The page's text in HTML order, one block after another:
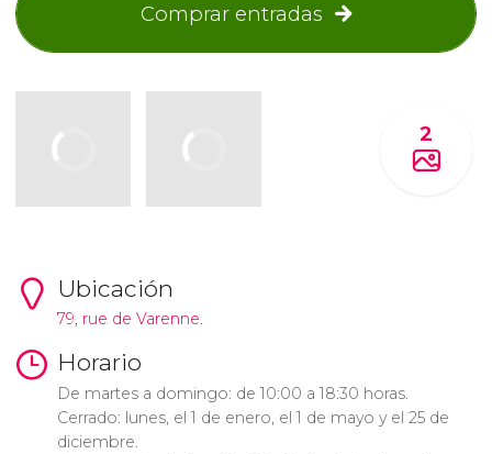
Comprar entradas
2
Ubicación
79, rue de Varenne.
Horario
De martes a domingo: de 10:00 a 18:30 horas.
Cerrado: lunes, el 1 de enero, el 1 de mayo y el 25 de
diciembre.